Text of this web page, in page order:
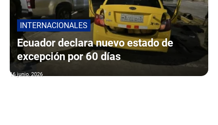
INTERNACIONALES
Ecuador declara nuevo estado de
excepción por 60 días
16 junio, 2026